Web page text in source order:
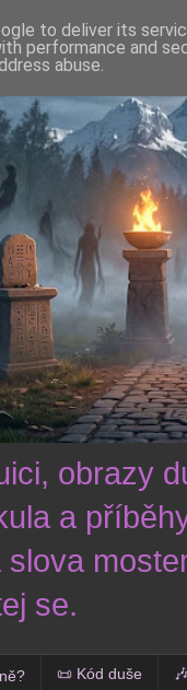
obrazy
a
slova
se.
📜 Kód duše
to deliver its
performance and
abuse.